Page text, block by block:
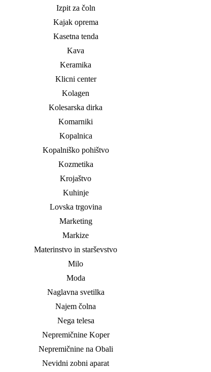
Izpit za čoln
Kajak oprema
Kasetna tenda
Kava
Keramika
Klicni center
Kolagen
Kolesarska dirka
Komarniki
Kopalnica
Kopalniško pohištvo
Kozmetika
Krojaštvo
Kuhinje
Lovska trgovina
Marketing
Markize
Materinstvo in starševstvo
Milo
Moda
Naglavna svetilka
Najem čolna
Nega telesa
Nepremičnine Koper
Nepremičnine na Obali
Nevidni zobni aparat